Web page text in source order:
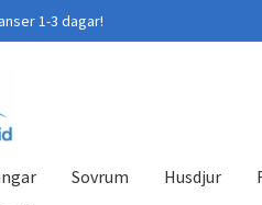
1-3 dagar!
Sovrum Husdjur